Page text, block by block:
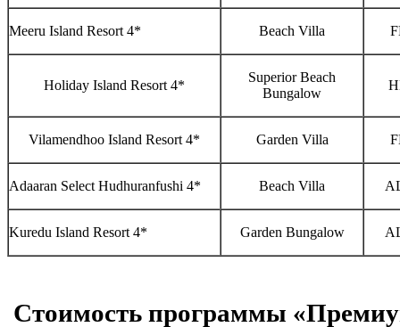
Meeru Island Resort 4* Beach Villa
Holiday Island Resort 4*
Superior Beach
Bungalow
Vilamendhoo Island Resort 4* Garden Villa
Adaaran Select Hudhuranfushi 4* Beach Villa
Kuredu Island Resort 4* Garden Bungalow
Стоимость программы